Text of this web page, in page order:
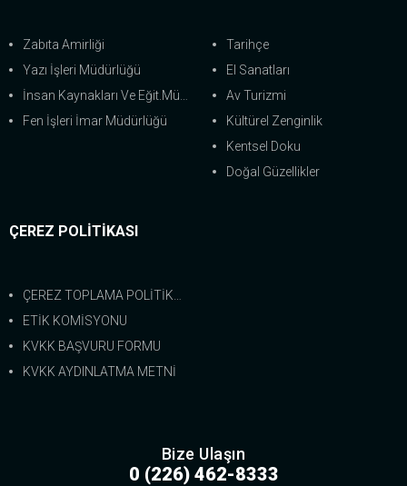
Zabıta Amirliği
Yazı İşleri Müdürlüğü
İnsan Kaynakları Ve Eğit.Müdürlüğü
Fen İşleri İmar Müdürlüğü
Tarihçe
El Sanatları
Av Turizmi
Kültürel Zenginlik
Kentsel Doku
Doğal Güzellikler
ÇEREZ POLİTİKASI
ÇEREZ TOPLAMA POLİTİKASI
ETİK KOMİSYONU
KVKK BAŞVURU FORMU
KVKK AYDINLATMA METNİ
Bize Ulaşın
0 (226) 462-8333